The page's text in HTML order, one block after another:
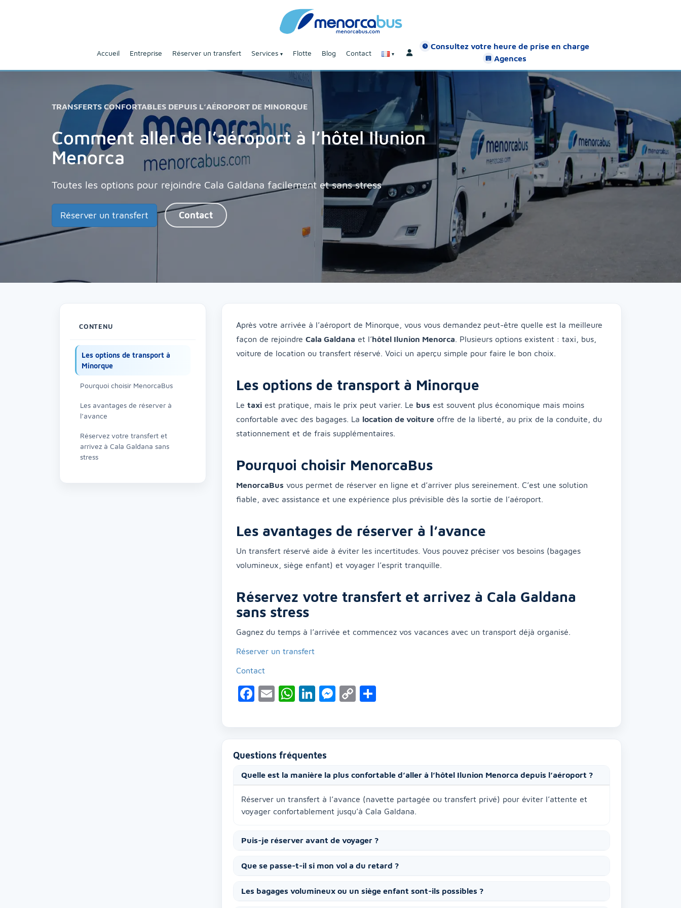
Accueil Entreprise Réserver un transfert Services Flotte Blog Contact
Consultez votre heure de prise en charge
Agences
TRANSFERTS CONFORTABLES DEPUIS L’AÉROPORT DE MINORQUE
Comment aller de l’aéroport à l’hôtel Ilunion
Menorca
Toutes les options pour rejoindre Cala Galdana facilement et sans stress
Réserver un transfert Contact
CONTENU
Les options de transport à
Minorque
Pourquoi choisir MenorcaBus
Les avantages de réserver à
l’avance
Réservez votre transfert et
arrivez à Cala Galdana sans
stress
Après votre arrivée à l’aéroport de Minorque, vous vous demandez peut-être quelle est la meilleure
façon de rejoindre Cala Galdana et l’hôtel Ilunion Menorca . Plusieurs options existent : taxi, bus,
voiture de location ou transfert réservé. Voici un aperçu simple pour faire le bon choix.
Les options de transport à Minorque
Le taxi est pratique, mais le prix peut varier. Le bus est souvent plus économique mais moins
confortable avec des bagages. La location de voiture offre de la liberté, au prix de la conduite, du
stationnement et de frais supplémentaires.
Pourquoi choisir MenorcaBus
MenorcaBus vous permet de réserver en ligne et d’arriver plus sereinement. C’est une solution
fiable, avec assistance et une expérience plus prévisible dès la sortie de l’aéroport.
Les avantages de réserver à l’avance
Un transfert réservé aide à éviter les incertitudes. Vous pouvez préciser vos besoins (bagages
volumineux, siège enfant) et voyager l’esprit tranquille.
Réservez votre transfert et arrivez à Cala Galdana
sans stress
Gagnez du temps à l’arrivée et commencez vos vacances avec un transport déjà organisé.
Réserver un transfert
Contact
Facebook
EmailWhatsApp
LinkedIn
Messenger
Copy
Questions fréquentes
Quelle est la manière la plus confortable d’aller à l’hôtel Ilunion Menorca depuis l’aéroport ?
Réserver un transfert à l’avance (navette partagée ou transfert privé) pour éviter l’attente et
voyager confortablement jusqu’à Cala Galdana.
Puis-je réserver avant de voyager ?
Que se passe-t-il si mon vol a du retard ?
Les bagages volumineux ou un siège enfant sont-ils possibles ?